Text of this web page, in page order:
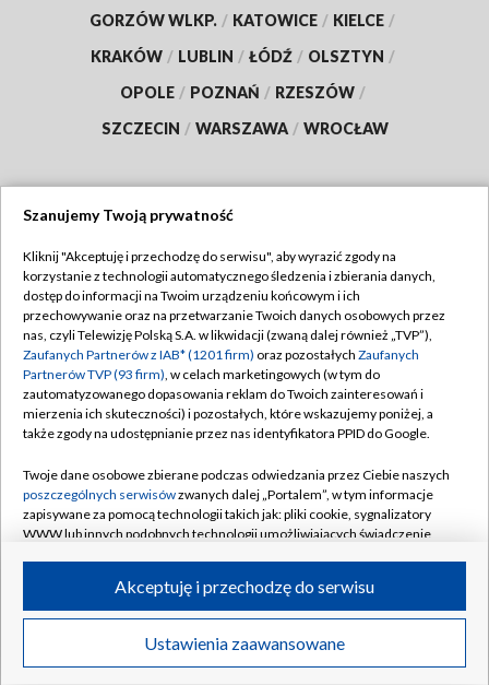
GORZÓW WLKP. / KATOWICE / KIELCE /
KRAKÓW / LUBLIN / ŁÓDŹ / OLSZTYN /
OPOLE / POZNAŃ / RZESZÓW /
SZCZECIN / WARSZAWA / WROCŁAW
TVP
Abonament TVP
Emisja w TVP
Centrum informacji TVP
Naziemna Telewizja Cyfrowa
Rada Programowa
System NOS
Informacje o nadawcy
Program dla prasy
Ogłoszenie przetargowe
Regulamin TVP
Polityka prywatności
Moje zgody
Pomoc
Kontakt
Kanały
©2026 Telewizja Polska S.A. w likwidacji
Szanujemy Twoją prywatność
Kliknij "Akceptuję i przechodzę do serwisu", aby wyrazić zgody na
korzystanie z technologii automatycznego śledzenia i zbierania danych,
dostęp do informacji na Twoim urządzeniu końcowym i ich
przechowywanie oraz na przetwarzanie Twoich danych osobowych przez
nas, czyli Telewizję Polską S.A. w likwidacji (zwaną dalej również „TVP”),
Zaufanych Partnerów z IAB* (1201 firm) oraz pozostałych Zaufanych
Partnerów TVP (93 firm), w celach marketingowych (w tym do
zautomatyzowanego dopasowania reklam do Twoich zainteresowań i
mierzenia ich skuteczności) i pozostałych, które wskazujemy poniżej, a
także zgody na udostępnianie przez nas identyfikatora PPID do Google.
Twoje dane osobowe zbierane podczas odwiedzania przez Ciebie naszych
poszczególnych serwisówzwanych dalej „Portalem”, w tym informacje
zapisywane za pomocą technologii takich jak: pliki cookie, sygnalizatory
WWW lub innych podobnych technologii umożliwiających świadczenie
ruchu w Internecie.
Twoje dane osobowe zbierane podczas odwiedzania przez Ciebie
poszczególnych serwisówna Portalu, takie jak adresy IP, identyfikatory
Ustawienia zaawansowane
Akceptuję i przechodzę do serwisu